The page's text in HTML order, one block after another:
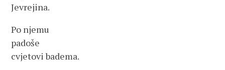
Jevrejina.
Po njemu
padoše
cvjetovi badema.